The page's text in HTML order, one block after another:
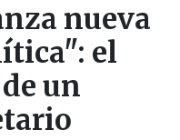
nueva
el
un